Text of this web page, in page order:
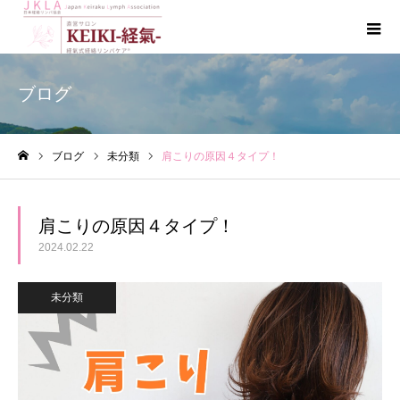
ブログ
ブログ 未分類 肩こりの原因４タイプ！
肩こりの原因４タイプ！
2024.02.22
未分類